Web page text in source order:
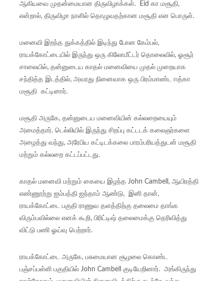
ஆகியவை முதன்மையான திருவிழாக்கள். Eid கா மசூதி,
என்றால், திருவிழா நாளில் தொழுவதற்கான மசூதி என பொருள்.
மனைவி இறந்த துக்கத்தில் இடிந்து போன கேம்பல்,
ராயக்கோட்டையில் இருந்து ஒரு கிலோமீட்டர் தொலைவில், ஓசூர்
சாலையில், தன்னுடைய காதல் மனைவியை முதல் முறையாக
சந்தித்த இடத்தில், அவரது நினைவாக ஒரு பிரம்மாண்ட ஈத்கா
மசூதி கட்டினார்.
மசூதி அருகே, தன்னுடைய மனைவியின் கல்லறையையும்
அமைத்தார். டெல்லியில் இருந்து சிறப்பு கட்டடக் கலைஞர்களை
அழைத்து வந்து, அரேபிய கட்டிடக்கலை பாரம்பரியத்துடன் மசூதி
மற்றும் கல்லறை கட்டப்பட்டது.
காதல் மனைவி மற்றும் கையை இழந்த John Cambell, ஆயிரத்தி
எண்ணூற்று ஐம்பத்தி ஐந்தாம் ஆண்டு, இனி தான்,
ராயக்கோட்டை பகுதி ராணுவ தளத்திற்கு தலைமை தாங்க
விரும்பவில்லை எனக் கூறி, பிரிட்டிஷ் தலைமைக்கு தெரிவித்து
விட்டு பணி ஓய்வு பெற்றார்.
ராயக்கோட்டை அருகே, பசுமையான சூழலை கொண்ட
பஞ்சப்பள்ளி பகுதியில் John Cambell குடியேறினார். அங்கிருந்து